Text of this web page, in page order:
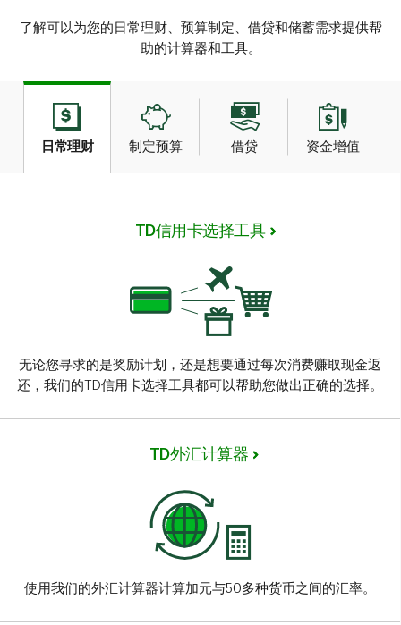
了解可以为您的日常理财、预算制定、借贷和储蓄需求提供帮
助的计算器和工具。
日常理财 制定预算 借贷 资金增值
TD信用卡选择工具
无论您寻求的是奖励计划，还是想要通过每次消费赚取现金返
还，我们的TD信用卡选择工具都可以帮助您做出正确的选择。
TD外汇计算器
使用我们的外汇计算器计算加元与50多种货币之间的汇率。